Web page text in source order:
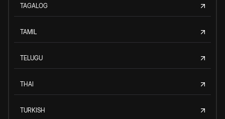
TAGALOG
TAMIL
TELUGU
THAI
TURKISH